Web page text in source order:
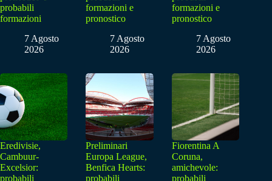
probabili
formazioni
7 Agosto
2026
formazioni e
pronostico
7 Agosto
2026
formazioni e
pronostico
7 Agosto
2026
Eredivisie,
Cambuur-
Excelsior:
probabili
Preliminari
Europa League,
Benfica Hearts:
probabili
Fiorentina A
Coruna,
amichevole:
probabili